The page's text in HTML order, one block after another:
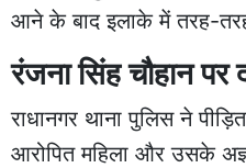
आने के बाद इलाके में तरह-तरह
रंजना सिंह चौहान
राधानगर थाना पुलिस ने
आरोपित महिला और उसके